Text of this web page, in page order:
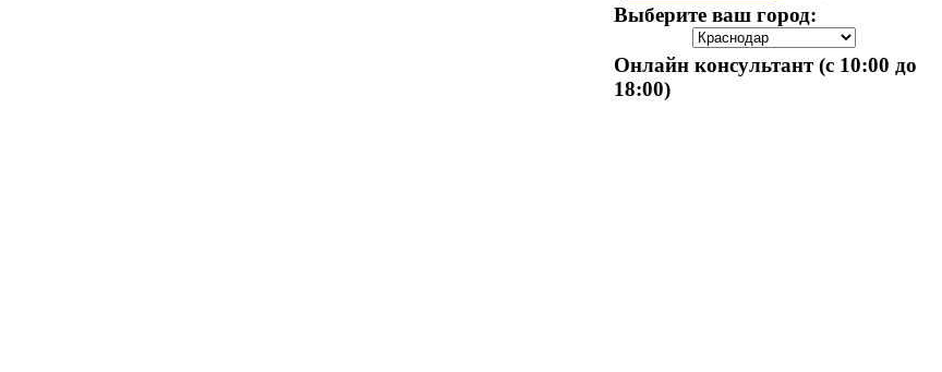
Выберите ваш город:
Онлайн консультант (с 10:00 до
18:00)